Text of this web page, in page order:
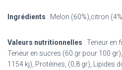
Ingrédients : Melon (60%),citron
Valeurs nutritionnelles : Teneur en
Teneur en sucres (60 gr pour 100
1154 kj), Protéines, (0,8 gr), Lipides